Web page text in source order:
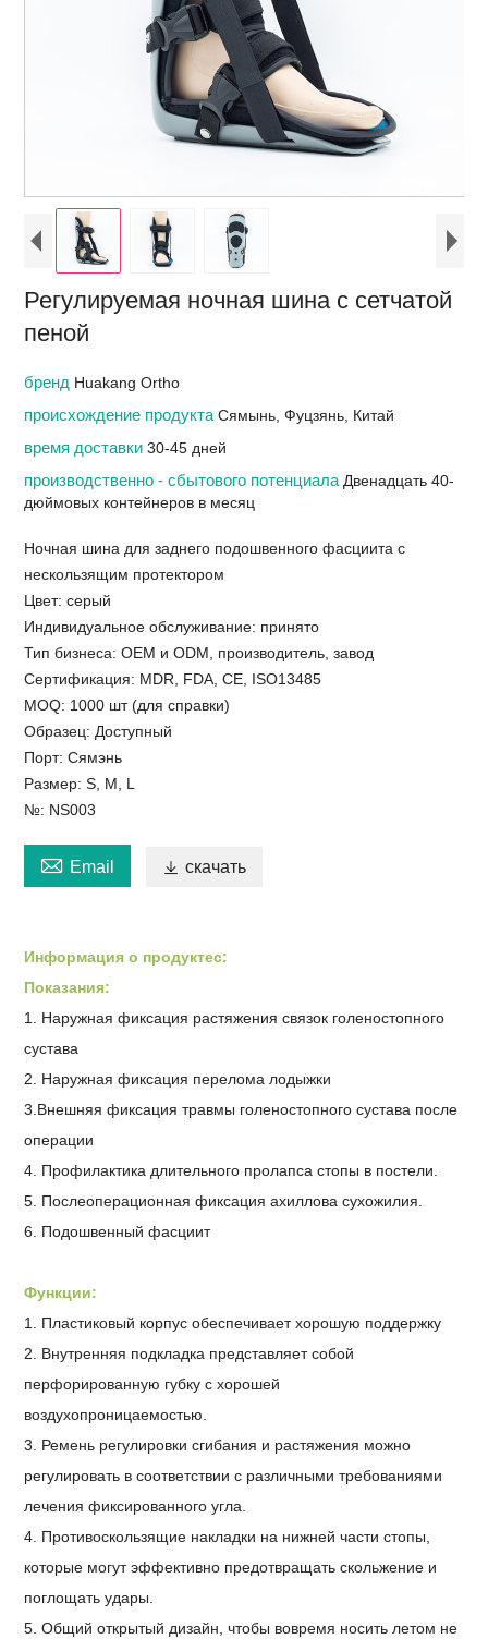
Регулируемая ночная шина с сетчатой ​​
пеной
бренд Huakang Ortho
происхождение продуктаСямынь, Фуцзянь, Китай
время доставки30-45 дней
производственно - сбытового потенциала Двенадцать 40-
дюймовых контейнеров в месяц
Ночная шина для заднего подошвенного фасциита с
нескользящим протектором
Цвет: серый
Индивидуальное обслуживание: принято
Тип бизнеса: OEM и ODM, производитель, завод
Сертификация: MDR, FDA, CE, ISO13485
MOQ: 1000 шт (для справки)
Образец: Доступный
Порт: Сямэнь
Размер: S, M, L
№: NS003
 Email  скачать
Информация о продуктес:
Показания:
1. Наружная фиксация растяжения связок голеностопного
сустава
2. Наружная фиксация перелома лодыжки
3.Внешняя фиксация травмы голеностопного сустава после
операции
4. Профилактика длительного пролапса стопы в постели.
5. Послеоперационная фиксация ахиллова сухожилия.
6. Подошвенный фасциит
Функции:
1. Пластиковый корпус обеспечивает хорошую поддержку
2. Внутренняя подкладка представляет собой
перфорированную губку с хорошей
воздухопроницаемостью.
3. Ремень регулировки сгибания и растяжения можно
регулировать в соответствии с различными требованиями
лечения фиксированного угла.
4. Противоскользящие накладки на нижней части стопы,
которые могут эффективно предотвращать скольжение и
поглощать удары.
5. Общий открытый дизайн, чтобы вовремя носить летом не